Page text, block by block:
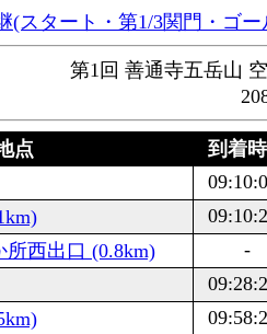
(スタート・第1/3関門・ゴ
第1回 善通寺五岳山
点
到着
所西出口 (0.8km)
-